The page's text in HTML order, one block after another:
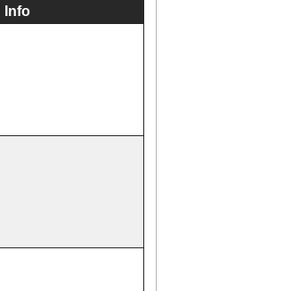
Info